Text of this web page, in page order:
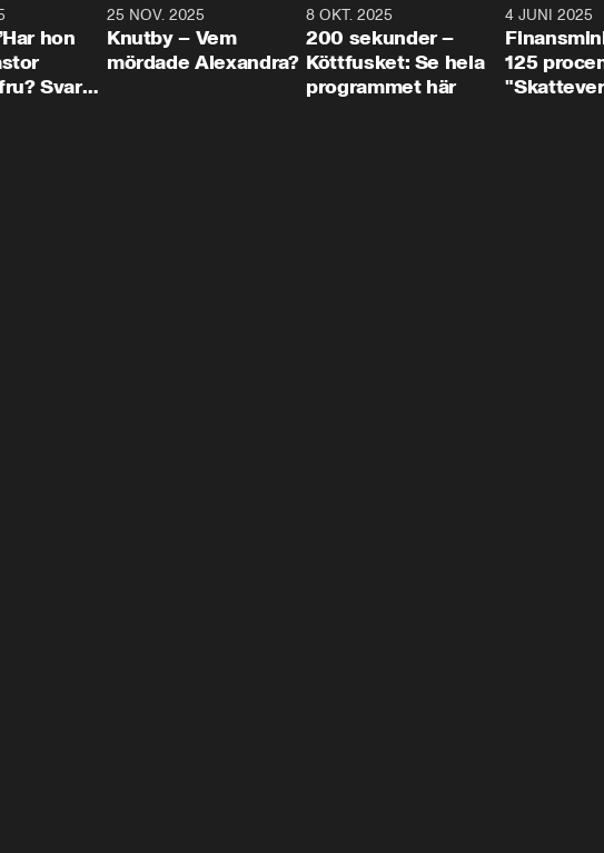
hon
Svar
31:05
25 NOV. 2025
Knutby – Vem
mördade Alexandra?
4:29
8 OKT. 2025
200 sekunder –
Köttfusket: Se hela
programmet här
4 JUNI 2025
125